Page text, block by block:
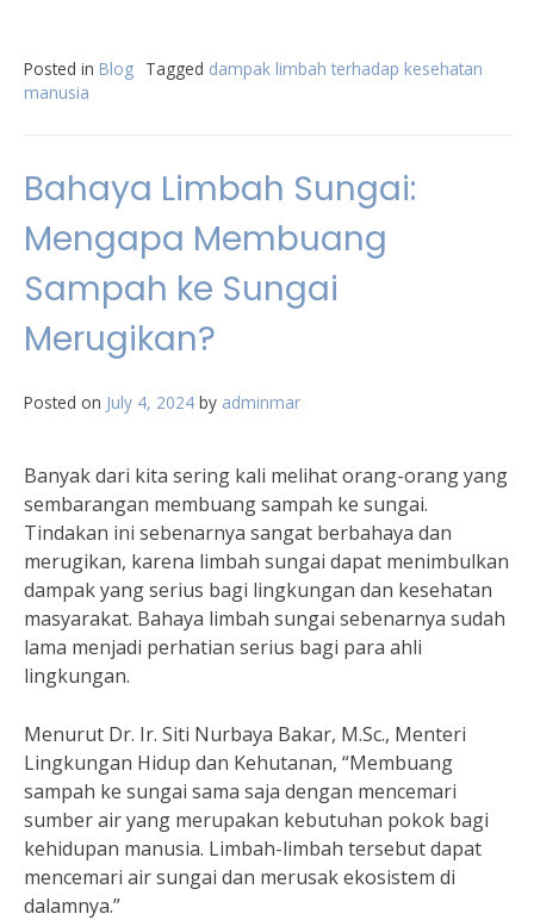
Posted in Blog Tagged dampak limbah terhadap kesehatan
manusia
Bahaya Limbah Sungai:
Mengapa Membuang
Sampah ke Sungai
Merugikan?
Posted on July 4, 2024 by adminmar
Banyak dari kita sering kali melihat orang-orang yang
sembarangan membuang sampah ke sungai.
Tindakan ini sebenarnya sangat berbahaya dan
merugikan, karena limbah sungai dapat menimbulkan
dampak yang serius bagi lingkungan dan kesehatan
masyarakat. Bahaya limbah sungai sebenarnya sudah
lama menjadi perhatian serius bagi para ahli
lingkungan.
Menurut Dr. Ir. Siti Nurbaya Bakar, M.Sc., Menteri
Lingkungan Hidup dan Kehutanan, “Membuang
sampah ke sungai sama saja dengan mencemari
sumber air yang merupakan kebutuhan pokok bagi
kehidupan manusia. Limbah-limbah tersebut dapat
mencemari air sungai dan merusak ekosistem di
dalamnya.”